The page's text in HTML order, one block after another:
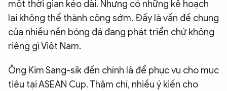
một thời gian kéo dài. Nhưng có những kế hoạch
lại không thể thành công sớm. Đấy là vấn đề chung
của nhiều nền bóng đá đang phát triển chứ không
riêng gì Việt Nam.
Ông Kim Sang-sik đến chính là để phục vụ cho mục
tiêu tại ASEAN Cup. Thậm chí, nhiều ý kiến cho